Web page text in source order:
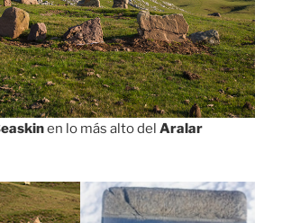
en lo más alto del Aralar